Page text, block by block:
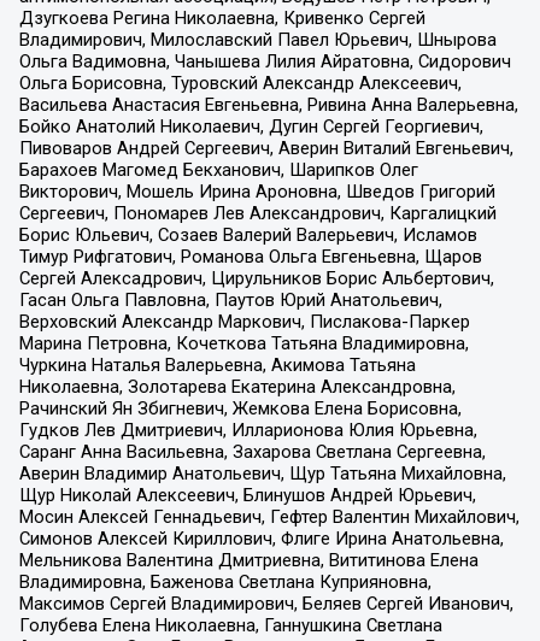
Дзугкоева Регина Николаевна, Кривенко Сергей
Владимирович, Милославский Павел Юрьевич, Шнырова
Ольга Вадимовна, Чанышева Лилия Айратовна, Сидорович
Ольга Борисовна, Туровский Александр Алексеевич,
Васильева Анастасия Евгеньевна, Ривина Анна Валерьевна,
Бойко Анатолий Николаевич, Дугин Сергей Георгиевич,
Пивоваров Андрей Сергеевич, Аверин Виталий Евгеньевич,
Барахоев Магомед Бекханович, Шарипков Олег
Викторович, Мошель Ирина Ароновна, Шведов Григорий
Сергеевич, Пономарев Лев Александрович, Каргалицкий
Борис Юльевич, Созаев Валерий Валерьевич, Исламов
Тимур Рифгатович, Романова Ольга Евгеньевна, Щаров
Сергей Алексадрович, Цирульников Борис Альбертович,
Гасан Ольга Павловна, Паутов Юрий Анатольевич,
Верховский Александр Маркович, Пислакова-Паркер
Марина Петровна, Кочеткова Татьяна Владимировна,
Чуркина Наталья Валерьевна, Акимова Татьяна
Николаевна, Золотарева Екатерина Александровна,
Рачинский Ян Збигневич, Жемкова Елена Борисовна,
Гудков Лев Дмитриевич, Илларионова Юлия Юрьевна,
Саранг Анна Васильевна, Захарова Светлана Сергеевна,
Аверин Владимир Анатольевич, Щур Татьяна Михайловна,
Щур Николай Алексеевич, Блинушов Андрей Юрьевич,
Мосин Алексей Геннадьевич, Гефтер Валентин Михайлович,
Симонов Алексей Кириллович, Флиге Ирина Анатольевна,
Мельникова Валентина Дмитриевна, Вититинова Елена
Владимировна, Баженова Светлана Куприяновна,
Максимов Сергей Владимирович, Беляев Сергей Иванович,
Голубева Елена Николаевна, Ганнушкина Светлана